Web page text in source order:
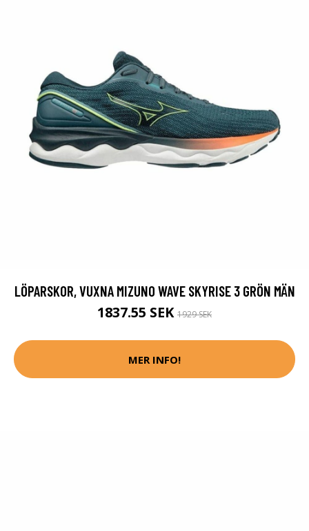
LÖPARSKOR, VUXNA MIZUNO WAVE SKYRISE 3 GRÖN MÄN
1837.55 SEK 1929 SEK
MER INFO!